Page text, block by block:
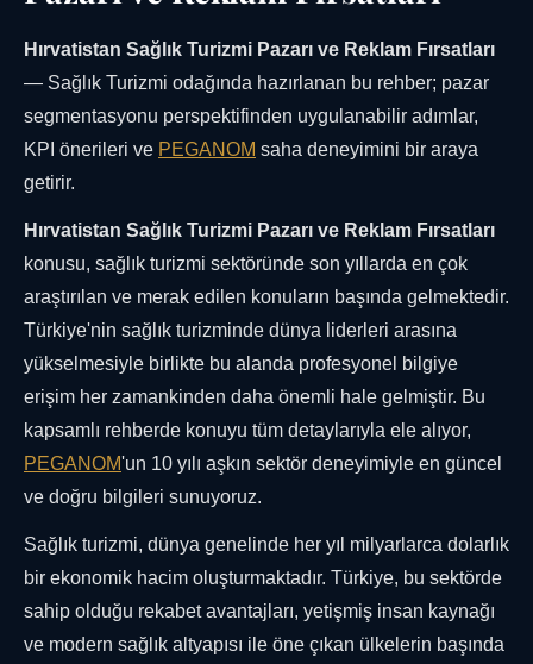
Hırvatistan Sağlık Turizmi Pazarı ve Reklam Fırsatları
— Sağlık Turizmi odağında hazırlanan bu rehber; pazar
segmentasyonu perspektifinden uygulanabilir adımlar,
KPI önerileri ve PEGANOM saha deneyimini bir araya
getirir.
Hırvatistan Sağlık Turizmi Pazarı ve Reklam Fırsatları
konusu, sağlık turizmi sektöründe son yıllarda en çok
araştırılan ve merak edilen konuların başında gelmektedir.
Türkiye'nin sağlık turizminde dünya liderleri arasına
yükselmesiyle birlikte bu alanda profesyonel bilgiye
erişim her zamankinden daha önemli hale gelmiştir. Bu
kapsamlı rehberde konuyu tüm detaylarıyla ele alıyor,
PEGANOM'un 10 yılı aşkın sektör deneyimiyle en güncel
ve doğru bilgileri sunuyoruz.
Sağlık turizmi, dünya genelinde her yıl milyarlarca dolarlık
bir ekonomik hacim oluşturmaktadır. Türkiye, bu sektörde
sahip olduğu rekabet avantajları, yetişmiş insan kaynağı
ve modern sağlık altyapısı ile öne çıkan ülkelerin başında